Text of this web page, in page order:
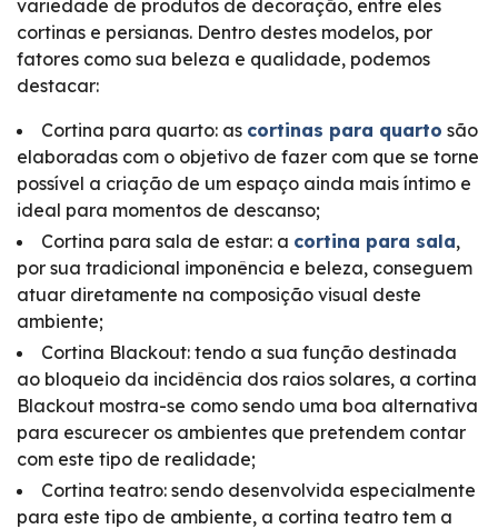
variedade de produtos de decoração, entre eles
cortinas e persianas. Dentro destes modelos, por
fatores como sua beleza e qualidade, podemos
destacar:
Cortina para quarto: as cortinas para quarto são
elaboradas com o objetivo de fazer com que se torne
possível a criação de um espaço ainda mais íntimo e
ideal para momentos de descanso;
Cortina para sala de estar: a cortina para sala,
por sua tradicional imponência e beleza, conseguem
atuar diretamente na composição visual deste
ambiente;
Cortina Blackout: tendo a sua função destinada
ao bloqueio da incidência dos raios solares, a cortina
Blackout mostra-se como sendo uma boa alternativa
para escurecer os ambientes que pretendem contar
com este tipo de realidade;
Cortina teatro: sendo desenvolvida especialmente
para este tipo de ambiente, a cortina teatro tem a